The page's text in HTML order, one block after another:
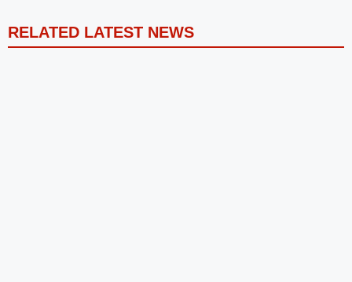
RELATED LATEST NEWS